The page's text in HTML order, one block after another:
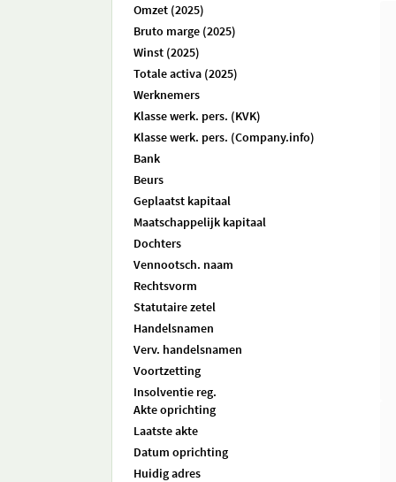
Omzet (2025)
Bruto marge (2025)
Winst (2025)
Totale activa (2025)
Werknemers
Klasse werk. pers. (KVK)
Klasse werk. pers. (Company.info)
Bank
Beurs
Geplaatst kapitaal
Maatschappelijk kapitaal
Dochters
Vennootsch. naam
Rechtsvorm
Statutaire zetel
Handelsnamen
Verv. handelsnamen
Voortzetting
Insolventie reg.
Akte oprichting
Laatste akte
Datum oprichting
Huidig adres